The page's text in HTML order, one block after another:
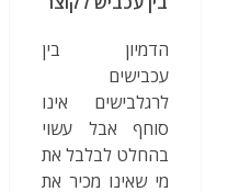
הדמיון בין
עכבישים
לרגלבישים אינו
סוחף אבל עשוי
בהחלט לבלבל את
מי שאינו מכיר את